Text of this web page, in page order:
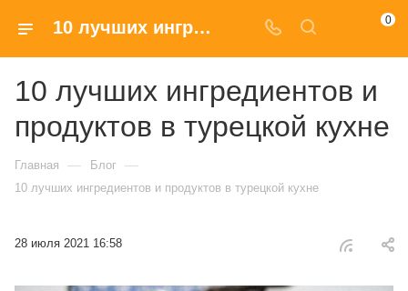
10 лучших ингредиентов и продуктов в турецкой кухне 0
10 лучших ингредиентов и
продуктов в турецкой кухне
Главная — Блог —
10 лучших ингредиентов и продуктов в турецкой кухне
28 июля 2021 16:58